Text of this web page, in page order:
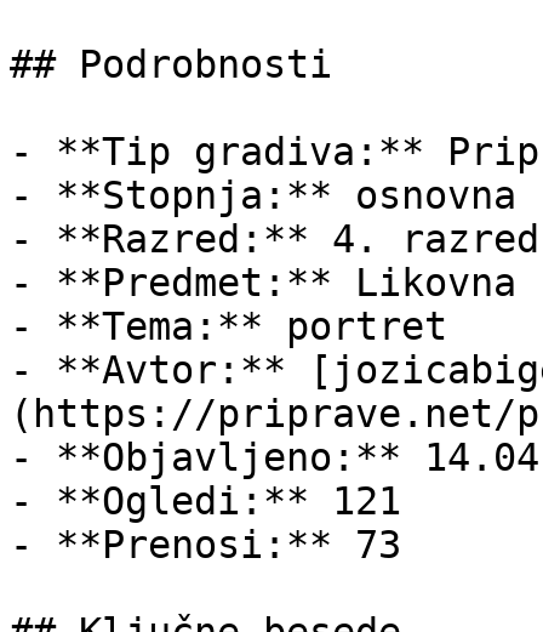
## Podrobnosti
- **Tip gradiva:**
- **Stopnja:** osnovna
- **Razred:** 4. razred
- **Predmet:** Likovna
- **Tema:** portret
- **Avtor:**
(https://priprave.net/
- **Objavljeno:**
- **Ogledi:** 121
- **Prenosi:** 73